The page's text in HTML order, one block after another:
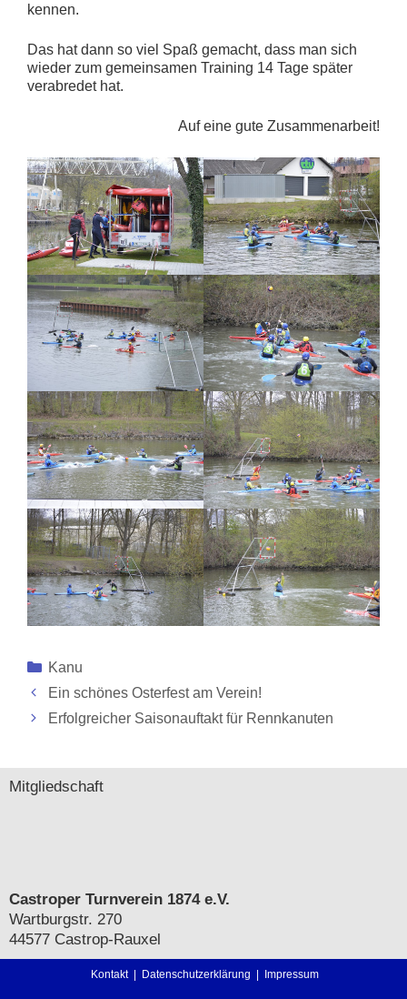
kennen.
Das hat dann so viel Spaß gemacht, dass man sich
wieder zum gemeinsamen Training 14 Tage später
verabredet hat.
Auf eine gute Zusammenarbeit!
Kategorien
Kanu
Ein schönes Osterfest am Verein!
Erfolgreicher Saisonauftakt für Rennkanuten
Mitgliedschaft
Castroper Turnverein 1874 e.V.
Wartburgstr. 270
44577 Castrop-Rauxel
Kontakt| Datenschutzerklärung Impressum